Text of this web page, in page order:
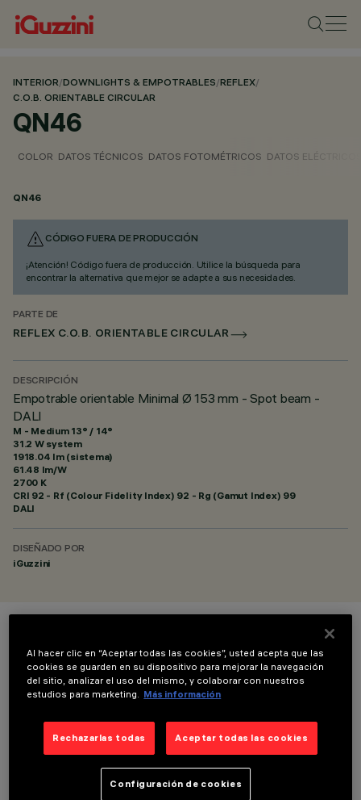
INTERIOR/DOWNLIGHTS & EMPOTRABLES/REFLEX/
C.O.B. ORIENTABLE CIRCULAR
QN46
COLOR DATOS TÉCNICOS DATOS FOTOMÉTRICOS DATOS
QN46
CÓDIGO FUERA DE PRODUCCIÓN
¡Atención! Código fuera de producción. Utilice la búsqueda para
encontrar la alternativa que mejor se adapte a sus necesidades.
PARTE DE
REFLEX C.O.B. ORIENTABLE CIRCULAR
DESCRIPCIÓN
Empotrable orientable Minimal Ø 153 mm - Spot beam -
DALI
M - Medium 13° / 14°
31.2 W system
1918.04 lm (sistema)
61.48 lm/W
2700 K
CRI 92 - Rf (Colour Fidelity Index) 92 - Rg (Gamut Index) 99
DALI
DISEÑADO POR
iGuzzini
COLOR
DATOS TÉCNICOS
ÚLTIMA ACTUALIZACIÓN: 01/08/2026
Al hacer clic en “Aceptar todas las cookies”, usted acepta que las
cookies se guarden en su dispositivo para mejorar la navegación
del sitio, analizar el uso del mismo, y colaborar con nuestros
estudios para marketing.
Más información
Rechazarlas todas Aceptar todas las cookies
Configuración de cookies